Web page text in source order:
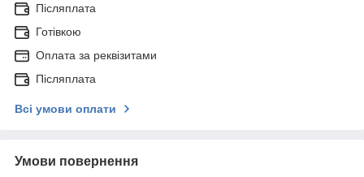
Післяплата
Готівкою
Оплата за реквізитами
Післяплата
Всі умови оплати
Умови повернення